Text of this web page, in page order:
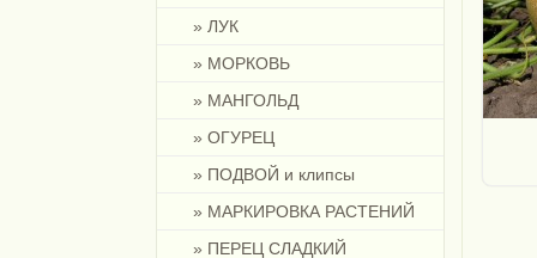
» ЛУК
» МОРКОВЬ
» МАНГОЛЬД
» ОГУРЕЦ
» ПОДВОЙ и клипсы
» МАРКИРОВКА РАСТЕНИЙ
» ПЕРЕЦ СЛАДКИЙ